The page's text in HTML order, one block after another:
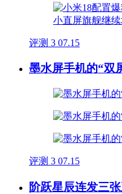
评测 3 07.15
墨水屏手机的“双
评测 3 07.15
阶跃星辰连发三